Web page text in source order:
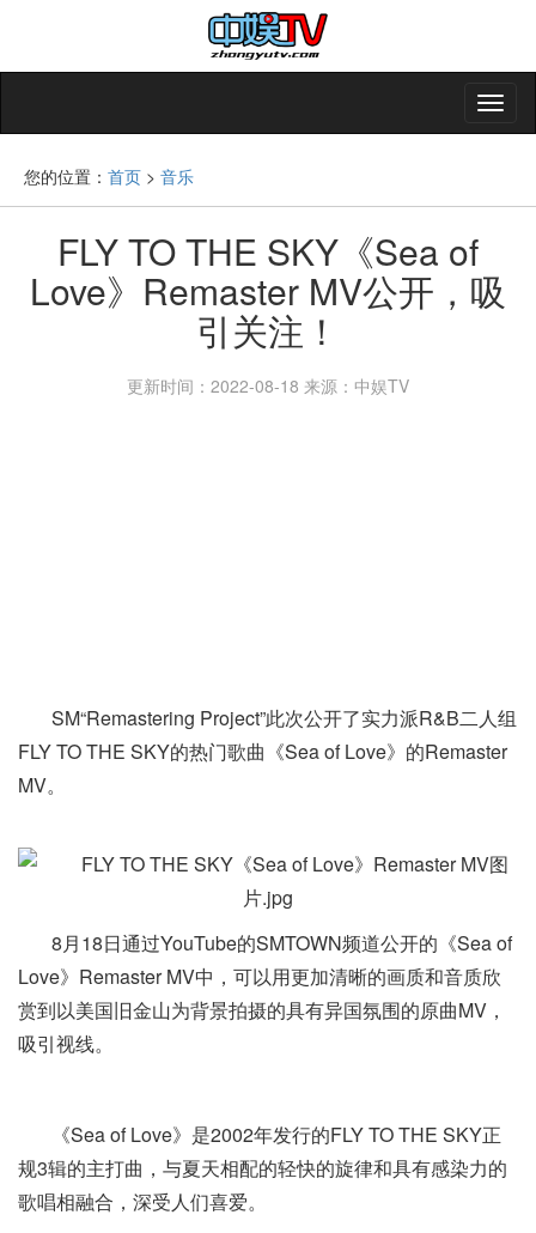
您的位置： 首页 > 音乐
FLY TO THE SKY《Sea of
Love》Remaster MV公开，吸
引关注！
更新时间：2022-08-18 来源：中娱TV
SM“Remastering Project”此次公开了实力派R&B二人组
FLY TO THE SKY的热门歌曲《Sea of Love》的Remaster
MV。
8月18日通过YouTube的SMTOWN频道公开的《Sea of
Love》Remaster MV中，可以用更加清晰的画质和音质欣
赏到以美国旧金山为背景拍摄的具有异国氛围的原曲MV，
吸引视线。
《Sea of Love》是2002年发行的FLY TO THE SKY正
规3辑的主打曲，与夏天相配的轻快的旋律和具有感染力的
歌唱相融合，深受人们喜爱。